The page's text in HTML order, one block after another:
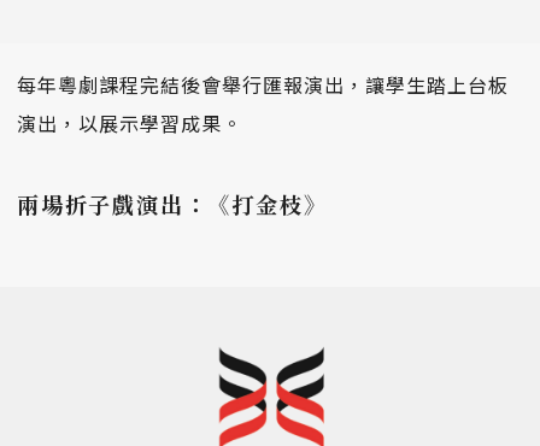
每年粵劇課程完結後會舉行匯報演出，讓學生踏上台板
演出，以展示學習成果。
兩場折子戲演出：《打金枝》